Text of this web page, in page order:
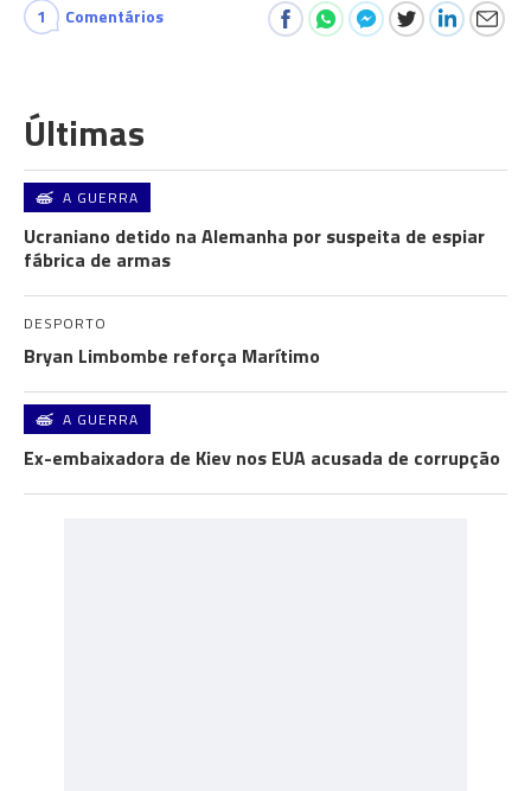
1 Comentários
Últimas
A GUERRA
Ucraniano detido na Alemanha por suspeita de espiar
fábrica de armas
DESPORTO
Bryan Limbombe reforça Marítimo
A GUERRA
Ex-embaixadora de Kiev nos EUA acusada de corrupção